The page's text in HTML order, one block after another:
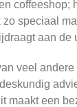
speciaal
aan de
veel
maakt een